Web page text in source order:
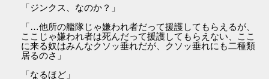
「ジンクス、なのか？」
「…他所の艦隊じゃ嫌われ者だって援護してもらえるが、
ここじゃ嫌われ者は死んだって援護してもらえない、ここ
に来る奴はみんなクソッ垂れだが、クソッ垂れにも二種類
居るのさ」
「なるほど」